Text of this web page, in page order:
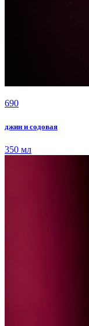
690
джин и содовая
350 мл